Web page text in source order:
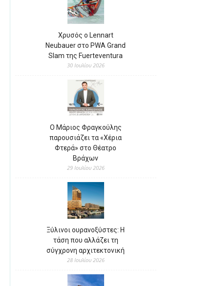
Χρυσός ο Lennart
Neubauer στο PWA Grand
Slam της Fuerteventura
30 Ιουλίου 2026
Ο Μάριος Φραγκούλης
παρουσιάζει τα «Χέρια
Φτερά» στο Θέατρο
Βράχων
29 Ιουλίου 2026
Ξύλινοι ουρανοξύστες: Η
τάση που αλλάζει τη
σύγχρονη αρχιτεκτονική
28 Ιουλίου 2026